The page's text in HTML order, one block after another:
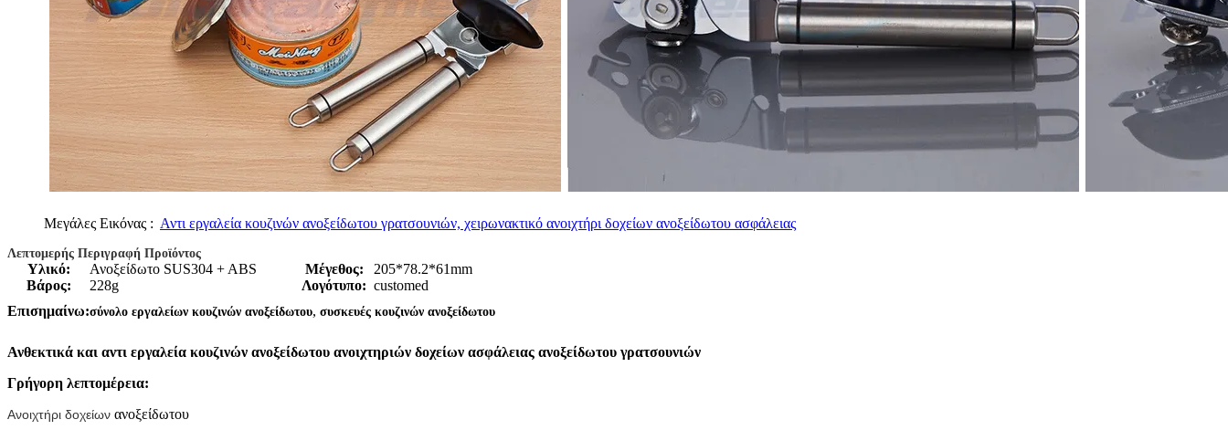
Μεγάλες Εικόνας : Αντι εργαλεία κουζινών ανοξείδωτου γρατσουνιών, χειρωνακτικό ανοιχτήρι δοχείων ανοξείδωτου ασφάλειας
Λεπτομερής Περιγραφή Προϊόντος
Υλικό: Ανοξείδωτο SUS304 + ABS Μέγεθος:
205*78.2*61mm
Βάρος:
228g Λογότυπο: customed
Επισημαίνω:σύνολο εργαλείων κουζινών ανοξείδωτου, συσκευές κουζινών ανοξείδωτου
Ανθεκτικά και αντι εργαλεία κουζινών ανοξείδωτου ανοιχτηριών δοχείων ασφάλειας ανοξείδωτου γρατσουνιών
Γρήγορη λεπτομέρεια:
Ανοιχτήρι δοχείων ανοξείδωτου